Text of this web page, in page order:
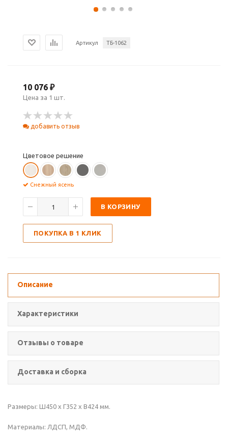
Артикул ТБ-1062
10 076 ₽
Цена за 1 шт.
добавить отзыв
Цветовое решение
Снежный ясень
В КОРЗИНУ
ПОКУПКА В 1 КЛИК
Описание
Характеристики
Отзывы о товаре
Доставка и сборка
Размеры: Ш450 х Г352 х В424 мм.
Материалы: ЛДСП, МДФ.